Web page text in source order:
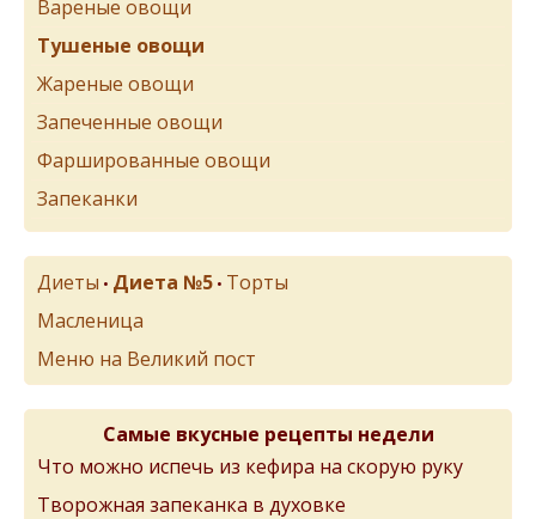
Вареные овощи
Тушеные овощи
Жареные овощи
Запеченные овощи
Фаршированные овощи
Запеканки
Диеты • Диета №5 • Торты
Масленица
Меню на Великий пост
Самые вкусные рецепты недели
Что можно испечь из кефира на скорую руку
Творожная запеканка в духовке